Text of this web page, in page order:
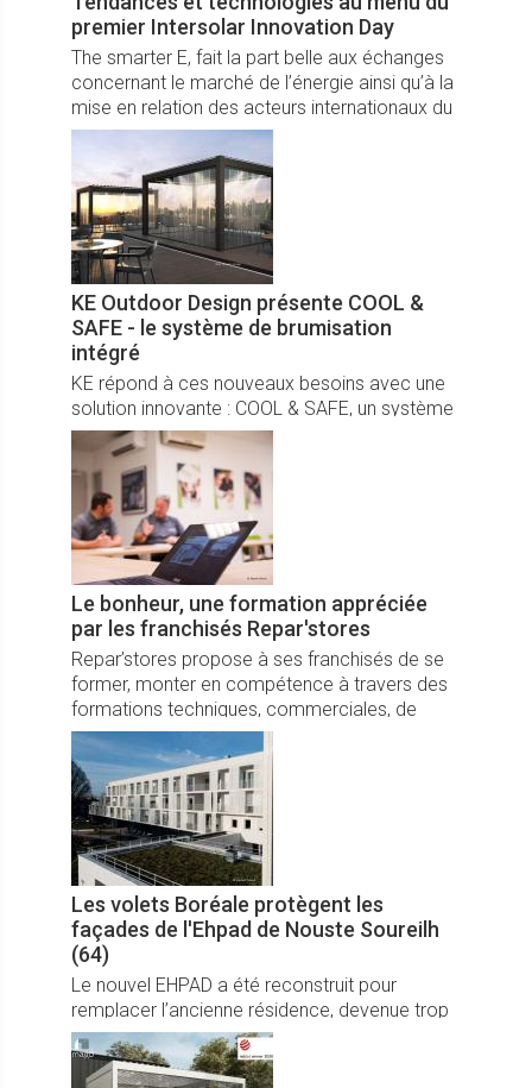
premier Intersolar Innovation Day
The smarter E, fait la part belle aux échanges
concernant le marché de l’énergie ainsi qu’à la
mise en relation des acteurs internationaux du
secteur, et ce, de plus en plus sous forme
KE Outdoor Design présente COOL &
SAFE - le système de brumisation
intégré
KE répond à ces nouveaux besoins avec une
solution innovante : COOL & SAFE, un système
de brumisation intégré créé pour deux des
principaux modèles de pergolas de la gamme
GENNIUS.
Le bonheur, une formation appréciée
par les franchisés Repar'stores
Repar’stores propose à ses franchisés de se
former, monter en compétence à travers des
formations techniques, commerciales, de
management et de gestion, mais également
en développement personnel.
Les volets Boréale protègent les
façades de l'Ehpad de Nouste Soureilh
(64)
Le nouvel EHPAD a été reconstruit pour
remplacer l’ancienne résidence, devenue trop
petite et trop vétuste pour faire face aux
enjeux liés à la prise en charge des personnes